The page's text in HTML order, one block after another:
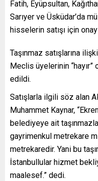
Fatih, Eyüpsultan,
Sarıyer ve Üsküdar’da
hisselerin satışı için
Taşınmaz satışlarına
Meclis üyelerinin “hayır”
edildi.
Satışlarla ilgili söz alan
Muhammet Kaynar,
belediyeye ait
gayrimenkul metrekare
metrekaredir. Yani bu
İstanbullular hizmet
maalesef.” dedi.